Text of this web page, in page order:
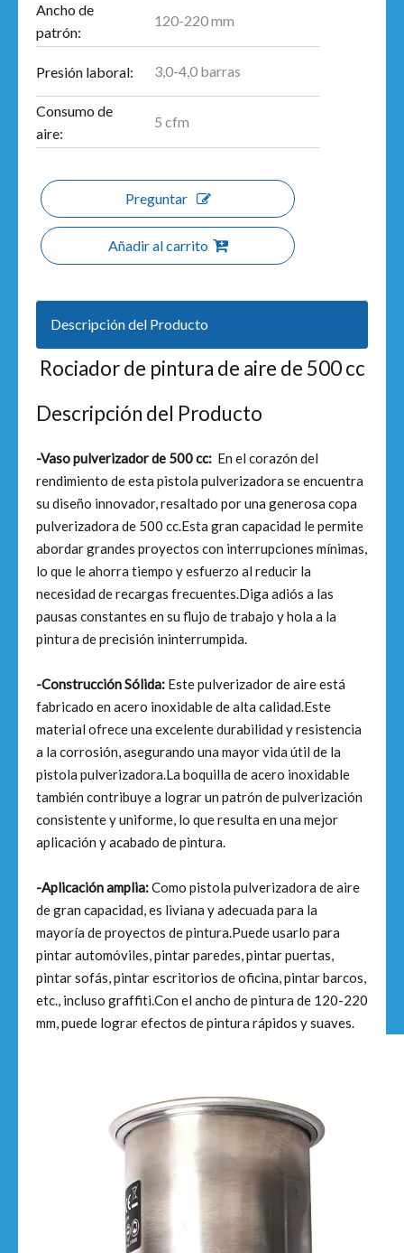
Ancho de
patrón:
120-220 mm
Presión laboral: 3,0-4,0 barras
Consumo de
aire:
5 cfm
Preguntar
Añadir al carrito
Descripción del Producto
Rociador de pintura de aire de 500 cc
Descripción del Producto
-Vaso pulverizador de 500 cc: En el corazón del
rendimiento de esta pistola pulverizadora se encuentra
su diseño innovador, resaltado por una generosa copa
pulverizadora de 500 cc.Esta gran capacidad le permite
abordar grandes proyectos con interrupciones mínimas,
lo que le ahorra tiempo y esfuerzo al reducir la
necesidad de recargas frecuentes.Diga adiós a las
pausas constantes en su flujo de trabajo y hola a la
pintura de precisión ininterrumpida.
-Construcción Sólida: Este pulverizador de aire está
fabricado en acero inoxidable de alta calidad.Este
material ofrece una excelente durabilidad y resistencia
a la corrosión, asegurando una mayor vida útil de la
pistola pulverizadora.La boquilla de acero inoxidable
también contribuye a lograr un patrón de pulverización
consistente y uniforme, lo que resulta en una mejor
aplicación y acabado de pintura.
-Aplicación amplia:Como pistola pulverizadora de aire
de gran capacidad, es liviana y adecuada para la
mayoría de proyectos de pintura.Puede usarlo para
pintar automóviles, pintar paredes, pintar puertas,
pintar sofás, pintar escritorios de oficina, pintar barcos,
etc., incluso graffiti.Con el ancho de pintura de 120-220
mm, puede lograr efectos de pintura rápidos y suaves.